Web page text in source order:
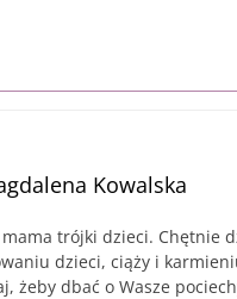
Kowalska
trójki dzieci. Chętnie
dzieci, ciąży i
żeby dbać o Wasze